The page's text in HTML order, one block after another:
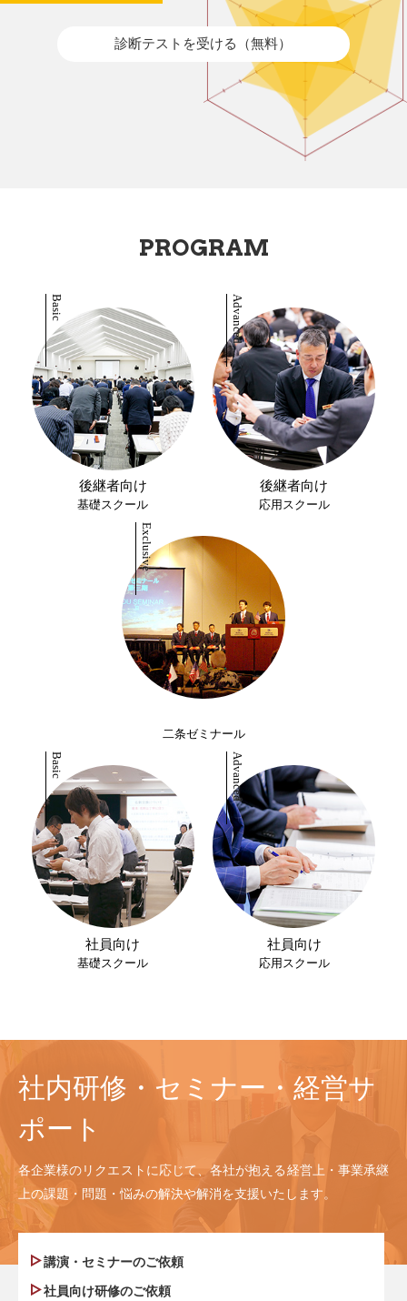
診断テストを受ける（無料）
PROGRAM
後継者向け
基礎スクール
後継者向け
応用スクール
二条ゼミナール
社員向け
基礎スクール
社員向け
応用スクール
社内研修・セミナー・経営サ
ポート
各企業様のリクエストに応じて、各社が抱える経営上・事業承継
上の課題・問題・悩みの解決や解消を支援いたします。
講演・セミナーのご依頼
社員向け研修のご依頼